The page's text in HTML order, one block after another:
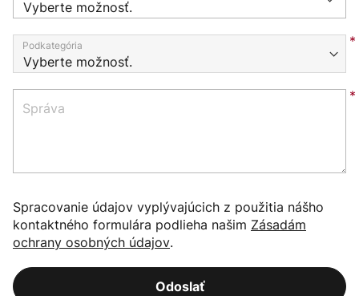
Podkategória
Správa
Spracovanie údajov vyplývajúcich z použitia nášho
kontaktného formulára podlieha našim Zásadám
ochrany osobných údajov.
Odoslať